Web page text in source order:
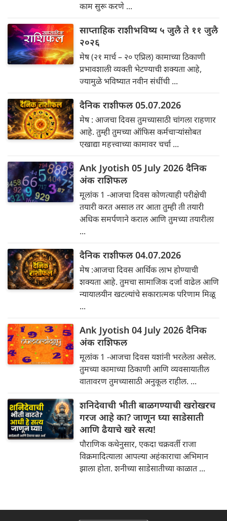
काम सुरू करणे ...
साप्ताहिक राशीभविष्य ५ जुलै ते ११ जुलै
२०२६
मेष (२१ मार्च – २० एप्रिल) कामाच्या ठिकाणी
प्रभावशाली व्यक्ती भेटण्याची शक्यता आहे,
ज्यामुळे भविष्यात नवीन संधींची ...
दैनिक राशीफल 05.07.2026
मेष : आजचा दिवस तुमच्यासाठी चांगला राहणार
आहे. तुम्ही तुमच्या ऑफिस कर्मचाऱ्यांसोबत
एखाद्या महत्त्वाच्या कामावर चर्चा ...
Ank Jyotish 05 July 2026 दैनिक
अंक राशिफल
मूलांक 1 -आजचा दिवस कोणत्याही परीक्षेची
तयारी करत असाल तर आता तुम्ही ती तयारी
अधिक समर्पणाने कराल आणि तुमच्या तयारीला
...
दैनिक राशीफल 04.07.2026
मेष :आजचा दिवस आर्थिक लाभ होण्याची
शक्यता आहे. तुमचा सामाजिक दर्जा वाढेल आणि
न्यायालयीन खटल्यांचे सकारात्मक परिणाम मिळू
...
Ank Jyotish 04 July 2026 दैनिक
अंक राशिफल
मूलांक 1 -आजचा दिवस यशांनी भरलेला असेल.
तुमच्या कामाच्या ठिकाणी आणि व्यवसायातील
वातावरण तुमच्यासाठी अनुकूल राहील. ...
शनिदेवाची भीती बाळगण्याची खरोखरच
गरज आहे का? जाणून घ्या साडेसाती
आणि ढैयाचे खरे सत्य!
पौराणिक कथेनुसार, एकदा चक्रवर्ती राजा
विक्रमादित्याला आपल्या अहंकाराचा अभिमान
झाला होता. शनीच्या साडेसातीच्या काळात ...